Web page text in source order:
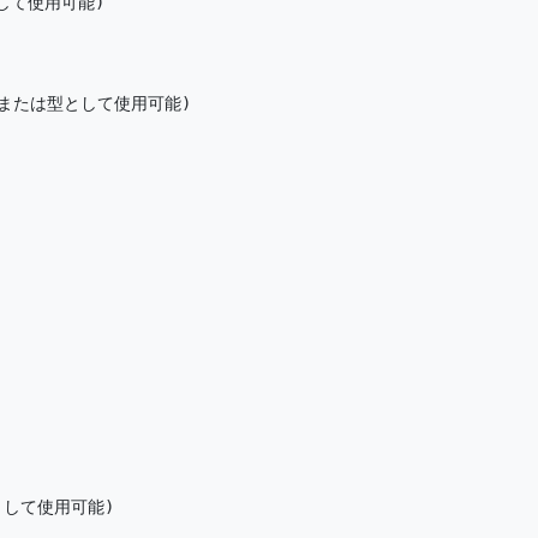
たは型として使用可能)
て使用可能)